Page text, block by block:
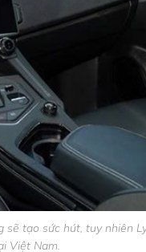
tạo sức hút, tuy nhiên
Việt Nam.